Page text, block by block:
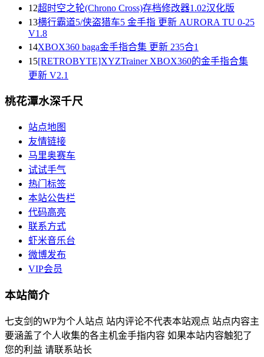
12超时空之轮(Chrono Cross)存档修改器1.02汉化版
13横行霸道5/侠盗猎车5 金手指 更新 AURORA TU 0-25
V1.8
14XBOX360 baga金手指合集 更新 235合1
15[RETROBYTE]XYZTrainer XBOX360的金手指合集
更新 V2.1
桃花潭水深千尺
站点地图
友情链接
马里奥赛车
试试手气
热门标签
本站公告栏
代码高亮
联系方式
虾米音乐台
微博发布
VIP会员
本站简介
七支剑的WP为个人站点 站内评论不代表本站观点 站点内容主
要涵盖了个人收集的各主机金手指内容 如果本站内容触犯了
您的利益 请联系站长